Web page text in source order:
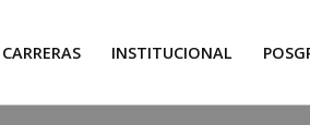
CARRERAS INSTITUCIONAL